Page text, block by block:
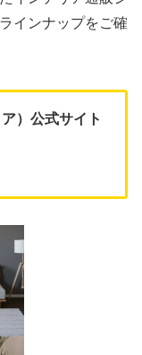
インナップをご確
）公式サイト